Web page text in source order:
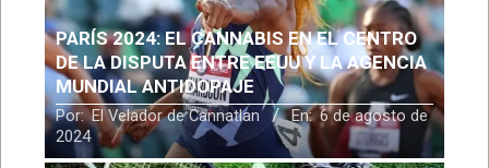
PARÍS 2024: EL CANNABIS EN EL CENTRO
DE LA DISPUTA ENTRE EEUU Y LA AGENCIA
MUNDIAL ANTIDOPAJE
Por: El Velador de Cannatlan En: 6 de agosto de
2024